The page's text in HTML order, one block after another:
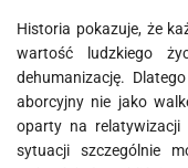
Historia pokazuje, że
wartość ludzkiego
dehumanizację.
aborcyjny nie jako
oparty na relatywizacji
sytuacji szczególnie